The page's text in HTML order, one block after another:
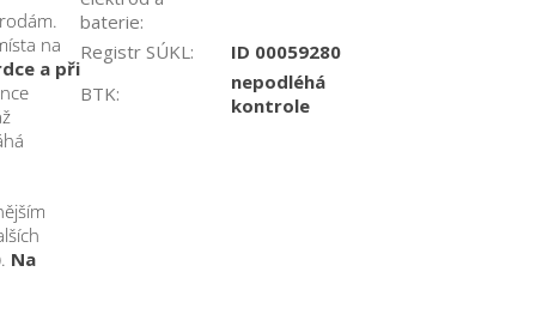
na
a při
Na
baterie:
Registr SÚKL :
ID 00059280
BTK:
nepodléhá
kontrole